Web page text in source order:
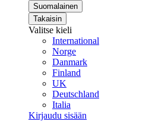
Suomalainen
Takaisin
Valitse kieli
International
Norge
Danmark
Finland
UK
Deutschland
Italia
Kirjaudu sisään